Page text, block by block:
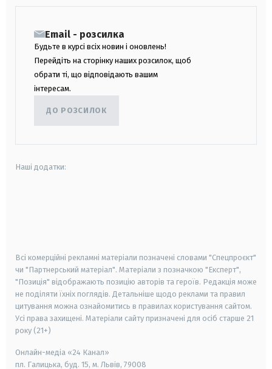
Email - розсилка
Будьте в курсі всіх новин і оновлень!
Перейдіть на сторінку наших розсилок, щоб
обрати ті, що відповідають вашим
інтересам.
ДО РОЗСИЛОК
Наші додатки:
Всі комерційні рекламні матеріали позначені словами "Спецпроєкт"
чи "Партнерський матеріал". Матеріали з позначкою "Експерт",
"Позиція" відображають позицію авторів та героїв. Редакція може
не поділяти їхніх поглядів. Детальніше щодо реклами та правил
цитування можна ознайомитись в правилах користування сайтом.
Усі права захищені. Матеріали сайту призначені для осіб старше 21
року (21+)
Онлайн-медіа «24 Канал»
пл. Галицька, буд. 15, м. Львів, 79008